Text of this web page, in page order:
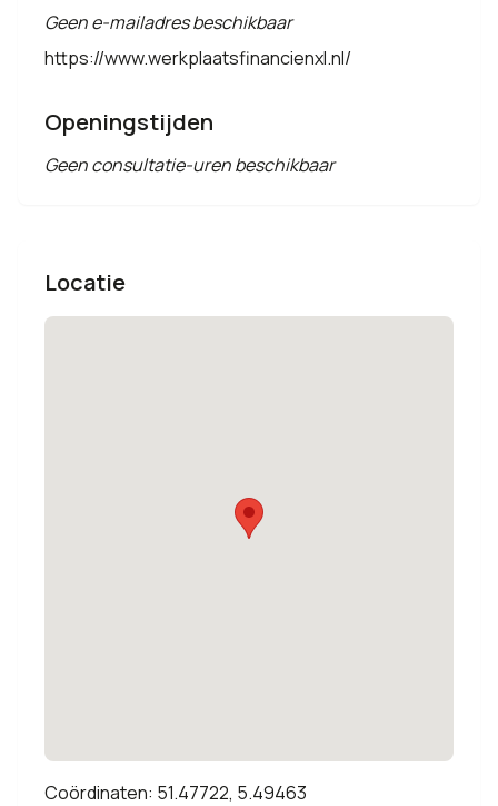
Geen e-mailadres beschikbaar
https://www.werkplaatsfinancienxl.nl/
Openingstijden
Geen consultatie-uren beschikbaar
Locatie
Coördinaten: 51.47722, 5.49463